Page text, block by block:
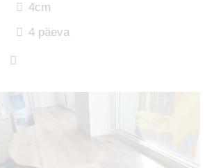
4cm
4 päeva